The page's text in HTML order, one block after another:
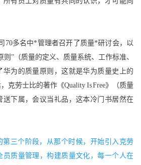
70多名中*管理者召开了质量*研讨会，以
则”（质量的定义、质量系统、工作标准、
华为的质量原则，这就是华为质量史上的
克劳士比的著作《Quality Is Free》（质量
送下属，会议当礼品，这本冷门书居然在
第三个阶段，从那个时候，开始引入克劳
员质量管理，构建质量文化，每一个人在